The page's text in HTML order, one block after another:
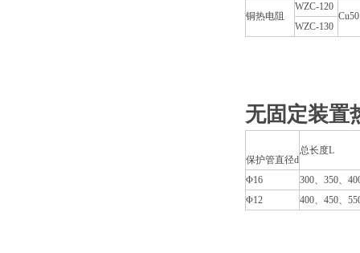
铜热电阻
WZC-120
Cu50
WZC-130
无固定装置
保护管直径d
总长度L
Φ16
300、350、
Φ12
400、450、